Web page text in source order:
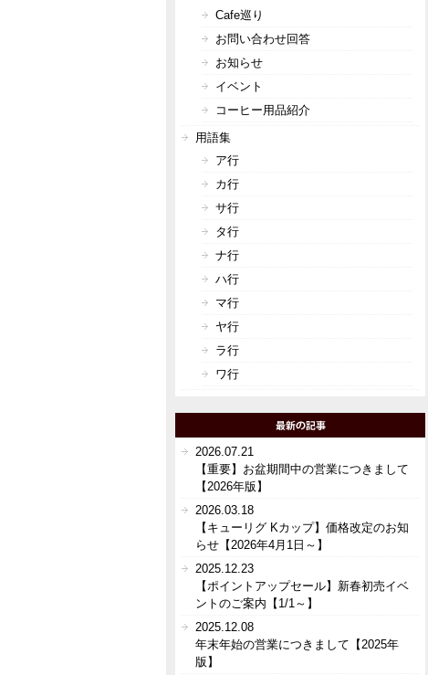
Cafe巡り
お問い合わせ回答
お知らせ
イベント
コーヒー用品紹介
用語集
ア行
カ行
サ行
タ行
ナ行
ハ行
マ行
ヤ行
ラ行
ワ行
2026.07.21
【重要】お盆期間中の営業につきまして
【2026年版】
2026.03.18
【キューリグ Kカップ】価格改定のお知
らせ【2026年4月1日～】
2025.12.23
【ポイントアップセール】新春初売イベ
ントのご案内【1/1～】
2025.12.08
年末年始の営業につきまして【2025年
版】